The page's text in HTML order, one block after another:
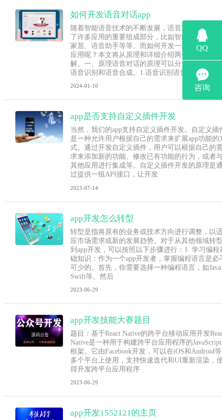
如何开发语音对话app
随着智能语音技术的不断发展，语音对话已经成
了许多应用的重要组成部分，比如智能音箱、智
家居、语音助手等等。而如何开发一款语音对话
应用呢？本文将从原理和详细介绍两个方面来讲
解。一、原理语音对话的原理可以分为两个步骤
语音识别和语音合成。1.语音识别语音识
2024-01-10
app是否支持自定义插件开发
当然，我们的app支持自定义插件开发。自定义插
是一种允许用户根据自己的需求来扩展app功能的
式。通过开发自定义插件，用户可以根据自己的
求来添加新的功能、修改已有功能的行为，或者
其他应用进行集成等。自定义插件开发的原理是
过提供一组API接口，让开发
2023-07-14
app开发怎么转型
转型是指将原有的业务或技术方向进行调整，以
应市场需求或新的发展趋势。对于从其他领域转
到app开发，可以按照以下步骤进行：1. 学习编程
础知识：作为一个app开发者，掌握编程语言是必
可少的。首先，你需要选择一种编程语言，如
Swift等。然后
2023-06-29
app开发技能大赛题目
题目：基于React Native的跨平台移动应用开发
Native是一种用于构建跨平台应用程序的JavaScript
框架。它由Facebook开发，可以在iOS和Android等
多个平台上使用，支持快速迭代和UI重新渲染，
得开发跨平台应用程序
2023-06-29
app开发1552121的主页